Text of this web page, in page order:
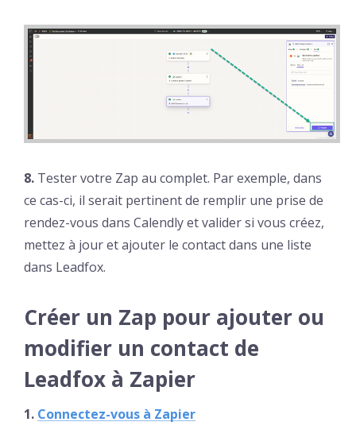
8. Tester votre Zap au complet. Par exemple, dans
ce cas-ci, il serait pertinent de remplir une prise de
rendez-vous dans Calendly et valider si vous créez,
mettez à jour et ajouter le contact dans une liste
dans Leadfox.
Créer un Zap pour ajouter ou
modifier un contact de
Leadfox à Zapier
1. Connectez-vous à Zapier